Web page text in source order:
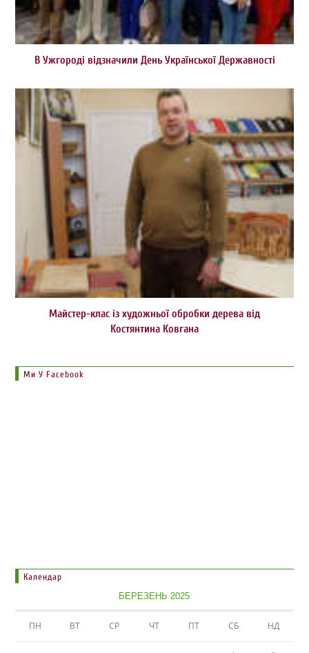
В Ужгороді відзначили День Української Державності
Майстер-клас із художньої обробки дерева від
Костянтина Ковгана
Ми У Facebook
Календар
БЕРЕЗЕНЬ 2025
ПН ВТ СР ЧТ ПТ СБ НД